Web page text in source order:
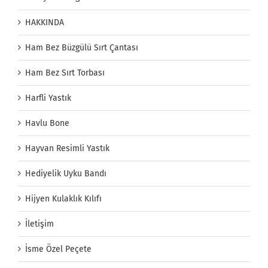
HAKKINDA
Ham Bez Büzgülü Sırt Çantası
Ham Bez Sırt Torbası
Harfli Yastık
Havlu Bone
Hayvan Resimli Yastık
Hediyelik Uyku Bandı
Hijyen Kulaklık Kılıfı
İletişim
İsme Özel Peçete